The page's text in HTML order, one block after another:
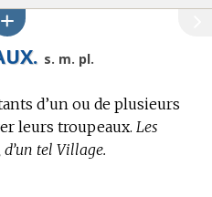
s. m. pl.
d’un ou de plusieurs
leurs troupeaux. Les
tel Village.